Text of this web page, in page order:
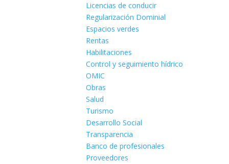
Licencias de conducir
Regularización Dominial
Espacios verdes
Rentas
Habilitaciones
Control y seguimiento hídrico
OMIC
Obras
Salud
Turismo
Desarrollo Social
Transparencia
Banco de profesionales
Proveedores